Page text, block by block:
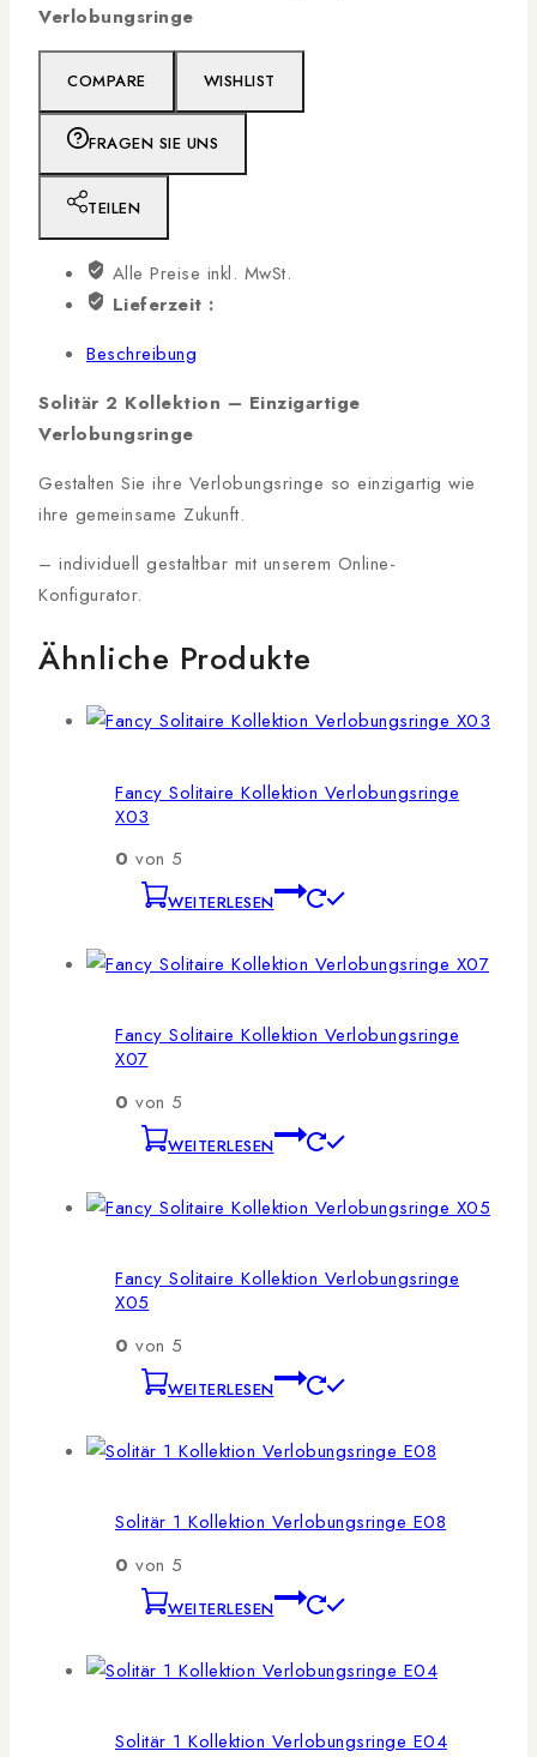
Verlobungsringe
COMPARE WISHLIST
FRAGEN SIE UNS
TEILEN
Alle Preise inkl. MwSt.
Lieferzeit :
Beschreibung
Solitär 2 Kollektion – Einzigartige
Verlobungsringe
Gestalten Sie ihre Verlobungsringe so einzigartig wie
ihre gemeinsame Zukunft.
– individuell gestaltbar mit unserem Online-
Konfigurator.
Ähnliche Produkte
Fancy Solitaire Kollektion Verlobungsringe
X03
0 von 5
WEITERLESEN
Fancy Solitaire Kollektion Verlobungsringe
X07
0 von 5
WEITERLESEN
Fancy Solitaire Kollektion Verlobungsringe
X05
0 von 5
WEITERLESEN
Solitär 1 Kollektion Verlobungsringe E08
0 von 5
WEITERLESEN
Solitär 1 Kollektion Verlobungsringe E04